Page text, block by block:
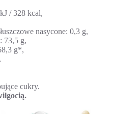
/ 328 kcal,
nasycone: 0,3 g,
73,5 g,
g*,
cukry.